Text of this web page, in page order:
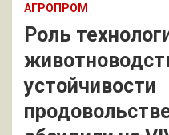
АГРОПРОМ
Роль
устойчивости